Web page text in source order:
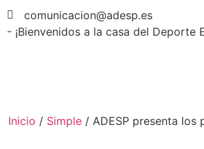
comunicacion@adesp.es
- ¡Bienvenidos a la casa del Deporte
Inicio / Simple/ ADESP presenta los